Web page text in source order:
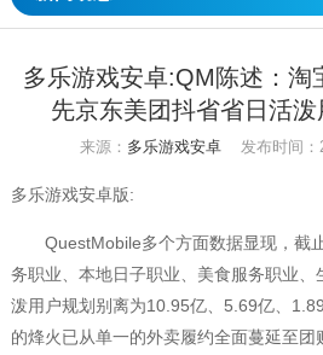
多乐游戏安卓:QM陈述：淘
先京东美团抖省省日活
来源： 多乐游戏安卓 发布时间：
多乐游戏安卓版:
QuestMobile多个方面数据显现，截
务职业、本地日子职业、美食服务职业
泼用户规划别离为10.95亿、5.69亿、
的烽火已从单一的外卖履约全面蔓延至